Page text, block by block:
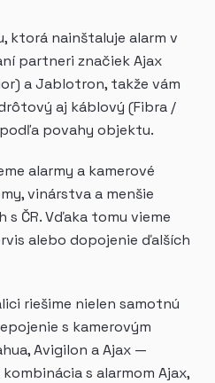
ktorá nainštaluje alarm v
partneri značiek Ajax
a Jablotron, takže vám
aj káblový (Fibra /
povahy objektu.
alarmy a kamerové
vinárstva a menšie
ČR. Vďaka tomu vieme
alebo dopojenie ďalších
riešime nielen samotnú
s kamerovým
Avigilon a Ajax —
s alarmom Ajax,